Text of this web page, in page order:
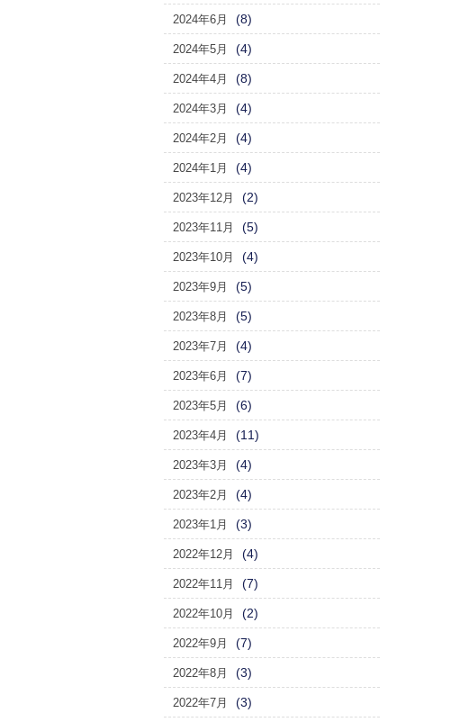
2024年6月 (8)
2024年5月 (4)
2024年4月 (8)
2024年3月 (4)
2024年2月 (4)
2024年1月 (4)
2023年12月 (2)
2023年11月 (5)
2023年10月 (4)
2023年9月 (5)
2023年8月 (5)
2023年7月 (4)
2023年6月 (7)
2023年5月 (6)
2023年4月 (11)
2023年3月 (4)
2023年2月 (4)
2023年1月 (3)
2022年12月 (4)
2022年11月 (7)
2022年10月 (2)
2022年9月 (7)
2022年8月 (3)
2022年7月 (3)